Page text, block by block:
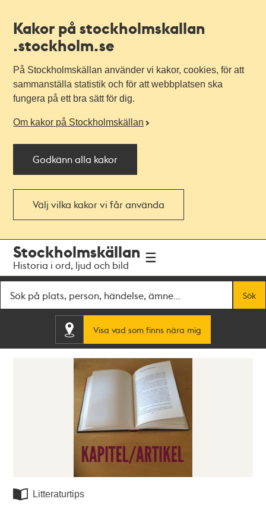
Kakor på stockholmskallan
.stockholm.se
På Stockholmskällan använder vi kakor, cookies, för att
sammanställa statistik och för att webbplatsen ska
fungera på ett bra sätt för dig.
Om kakor på Stockholmskällan
Godkänn alla kakor
Välj vilka kakor vi får använda
navigationen
huvudinnehållet
Stockholmskällan
Historia i ord, ljud och bild
Sök
Visa vad som finns nära mig
Litteraturtips